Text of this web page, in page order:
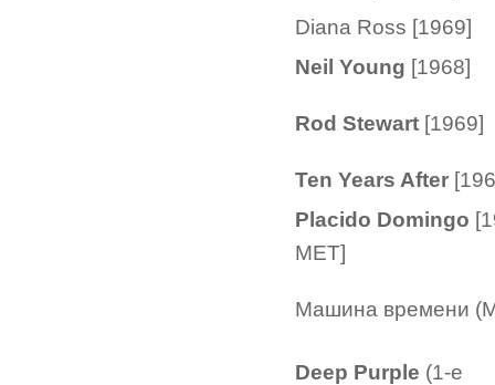
Diana Ross [1969]
Neil Young [1968]
Rod Stewart [1969]
Ten Years After
Placido Domingo
MET]
Машина времени
Deep Purple (1-е